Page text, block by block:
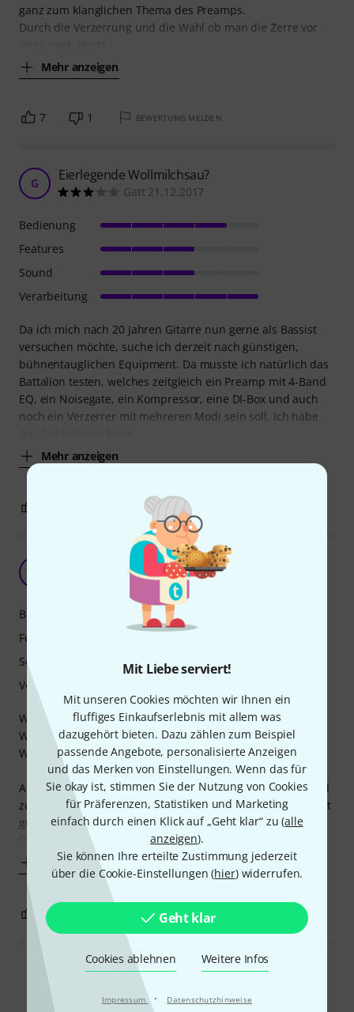
Mit Liebe serviert!
Mit unseren Cookies möchten wir Ihnen ein
fluffiges Einkaufserlebnis mit allem was
dazugehört bieten. Dazu zählen zum Beispiel
passende Angebote, personalisierte Anzeigen
und das Merken von Einstellungen. Wenn das für
Sie okay ist, stimmen Sie der Nutzung von Cookies
für Präferenzen, Statistiken und Marketing
einfach durch einen Klick auf „Geht klar“ zu (alle
anzeigen).
Sie können Ihre erteilte Zustimmung jederzeit
über die Cookie-Einstellungen (hier) widerrufen.
Geht klar
Cookies ablehnen Weitere Infos
Impressum · Datenschutzhinweise
ganz zum klanglichen Thema des Preamps.
Durch die Verzerrung und die Wahl ob man die Zerre vor
Mehr anzeigen
7 1 BEWERTUNG MELDEN
G Eierlegende Wollmilchsau?
Gatt 21.12.2017
Da ich mich nach 20 Jahren Gitarre nun gerne als Bassist
versuchen möchte, suche ich derzeit nach günstigen,
bühnentauglichen Equipment. Da musste ich natürlich das
Battalion testen, welches zeitgleich ein Preamp mit 4-Band
EQ, ein Noisegate, ein Kompressor, eine DI-Box und auch
noch ein Verzerrer mit mehreren Modi sein soll. Ich habe
Mehr anzeigen
Bedienung
Features
Sound
Verarbeitung
BEWERTUNG MELDEN
WA Vielseitiges Pedal
Wolfram aus R. 26.01.2022
Wer einen Kompressor sucht, wird besseres finden.
Wer einen Preamp, wird besseres finden.
Wer einen Fuzz, Verzerrer sucht, wird besseres finden.
Aber wer eine Kombination sucht, um sich das Pedal Board
zu ersparen ist genau richtig. Von jedem etwas und das mit
guter Qualität und zu einem, optimalen Preis. Valeton Bass
Dapper ist schlechter und Bass
Mehr anzeigen
Bedienung
Features
Sound
Verarbeitung
BEWERTUNG MELDEN
Alle Bewertungen lesen